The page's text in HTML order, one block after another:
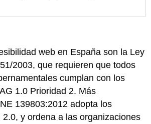
web en España son la Ley
2003, que requieren que todos
cumplan con los
1.0 Prioridad 2. Más
139803:2012 adopta los
2.0, y ordena a las organizaciones